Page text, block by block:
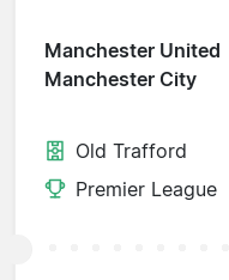
Manchester United
Manchester City
Old Trafford
Premier League